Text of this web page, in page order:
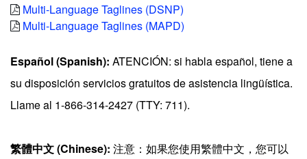
Multi-Language Taglines (DSNP)
Multi-Language Taglines (MAPD)
Español (Spanish): ATENCIÓN: si habla español, tiene a
su disposición servicios gratuitos de asistencia lingüística.
Llame al 1-866-314-2427 (TTY: 711).
繁體中文 (Chinese): 注意：如果您使用繁體中文，您可以